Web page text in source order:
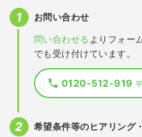
お問い合わせ
問い合わせる よりフォー
でも受け付けています。
0120-512-919
希望条件等のヒアリング